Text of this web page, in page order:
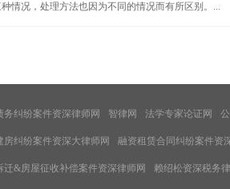
情况，处理方法也因为不同的情况而有所区别。...
务纠纷案件资深律师网 智律网 法学专家论证网
房纠纷案件资深大律师网 融资租赁合同纠纷案件资
迁&房屋征收补偿案件资深律师网 赖绍松资深税务